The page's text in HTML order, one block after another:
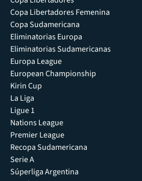
Copa Libertadores Femenina
Copa Sudamericana
Eliminatorias Europa
Eliminatorias Sudamericanas
Europa League
European Championship
Kirin Cup
La Liga
Ligue 1
Nations League
Premier League
Recopa Sudamericana
Serie A
Súperliga Argentina